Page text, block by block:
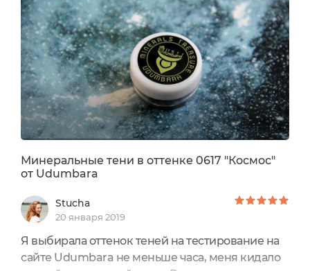
500 рублей.
Минеральные тени в оттенке 0617 "Космос"
от Udumbara
Stucha
20 января 2019
Я выбирала оттенок теней на тестирование на
сайте Udumbara не меньше часа, меня кидало